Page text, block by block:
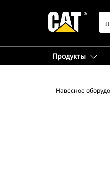
Продукты
Навесное